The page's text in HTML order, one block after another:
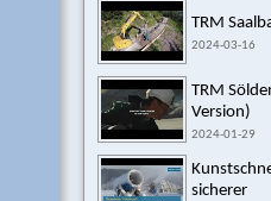
TRM
2024-03-16
TRM
Version)
2024-01-29
sicherer